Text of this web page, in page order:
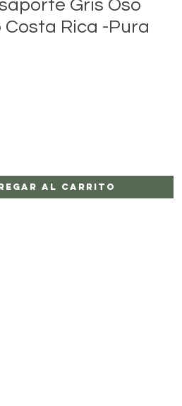
Gris Oso
Costa Rica -Pura
al carrito